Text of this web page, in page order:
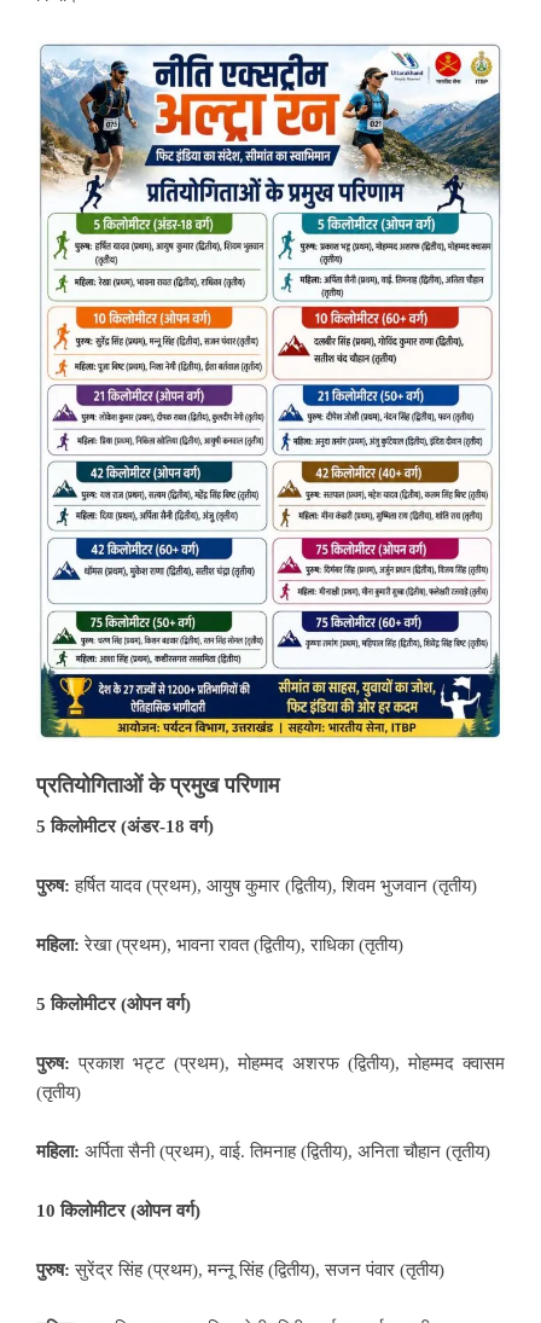
प्रतियोगिताओं के प्रमुख परिणाम
5 किलोमीटर (अंडर-18 वर्ग)
पुरुष: हर्षित यादव (प्रथम), आयुष कुमार (द्वितीय), शिवम भुजवान (तृतीय)
महिला: रेखा (प्रथम), भावना रावत (द्वितीय), राधिका (तृतीय)
5 किलोमीटर (ओपन वर्ग)
पुरुष: प्रकाश भट्ट (प्रथम), मोहम्मद अशरफ (द्वितीय), मोहम्मद क्वासम
(तृतीय)
महिला: अर्पिता सैनी (प्रथम), वाई. तिमनाह (द्वितीय), अनिता चौहान (तृतीय)
10 किलोमीटर (ओपन वर्ग)
पुरुष: सुरेंद्र सिंह (प्रथम), मन्नू सिंह (द्वितीय), सजन पंवार (तृतीय)